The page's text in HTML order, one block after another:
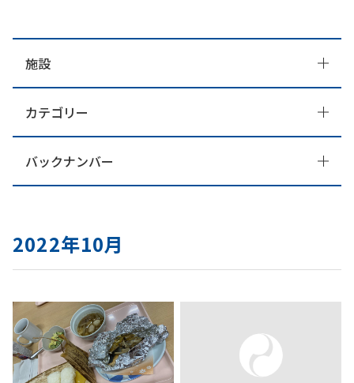
2022年10月
施設
カテゴリー
バックナンバー